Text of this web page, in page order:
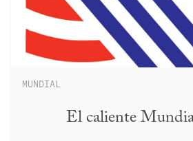
MUNDIAL
El caliente